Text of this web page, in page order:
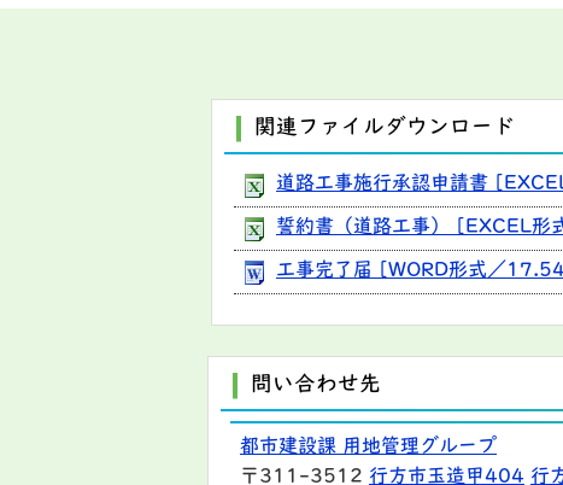
関連ファイルダウンロード
道路工事施行承認申請書
誓約書（道路工事） [EXCEL形
工事完了届 [WORD形式／
問い合わせ先
都市建設課 用地管理グループ
〒311-3512 行方市玉造甲404 行